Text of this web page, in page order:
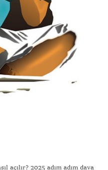
açılır? 2025 adım adım dava